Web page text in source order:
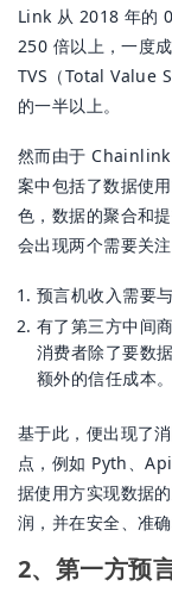
Link 从 2018 年的
250 倍以上，一度
TVS（Total Value
的一半以上。
然而由于
案中包括了数据使
色，数据的聚合和
会出现两个需要关注
预言机收入需要
有了第三方中间
消费者除了要数
额外的信任成本。
基于此，便出现了
点，例如 Pyth、
据使用方实现数据
润，并在安全、准
2、第一方预